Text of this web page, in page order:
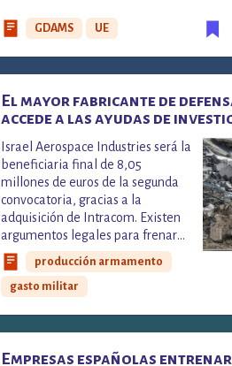
GDAMS UE
El mayor fabricante de
accede a las ayudas de
militar de la UE
Israel Aerospace Industries será la
beneficiaria final de 8,05
millones de euros de la segunda
convocatoria, gracias a la
adquisición de Intracom. Existen
argumentos legales para frenar
esa colaboración
producción armamento
gasto militar
Empresas españolas